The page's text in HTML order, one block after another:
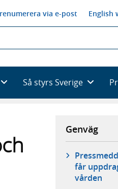
via e-post English
Så styrs Sverige
Genväg
får
vården